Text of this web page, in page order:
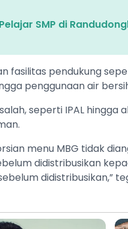
SMP di
fasilitas pendukung
penggunaan air
seperti IPAL
menu MBG tidak
didistribusikan
didistribusikan,”